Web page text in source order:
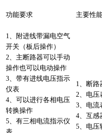
功能要求 主要性
1、附进线带漏电空气
开关（板后操作）
2、主断路器可以手动
操作也可以电动操作
3、带有进线电压指示
仪表
4、可以进行各相电压
转换操作
5、有三相电流指示仪
1、断路
2、电压
3、电流
4、互感
5、电压